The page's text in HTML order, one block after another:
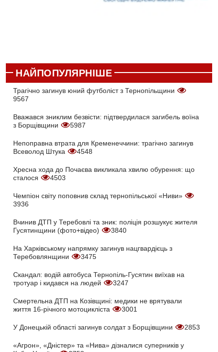
НАЙПОПУЛЯРНІШЕ
Трагічно загинув юний футболіст з Тернопільщини
9567
Вважався зниклим безвісти: підтвердилася загибель воїна
з Борщівщини
5987
Непоправна втрата для Кременеччини: трагічно загинув
Всеволод Штука
4548
Хресна хода до Почаєва викликала хвилю обурення: що
сталося
4503
Чемпіон світу поповнив склад тернопільської «Ниви»
3936
Вчинив ДТП у Теребовлі та зник: поліція розшукує жителя
Гусятинщини (фото+відео)
3840
На Харківському напрямку загинув нацгвардієць з
Теребовлянщини
3475
Скандал: водій автобуса Тернопіль-Гусятин виїхав на
тротуар і кидався на людей
3247
Смертельна ДТП на Козівщині: медики не врятували
життя 16-річного мотоцикліста
3001
У Донецькій області загинув солдат з Борщівщини 2853
«Агрон», «Дністер» та «Нива» дізналися суперників у